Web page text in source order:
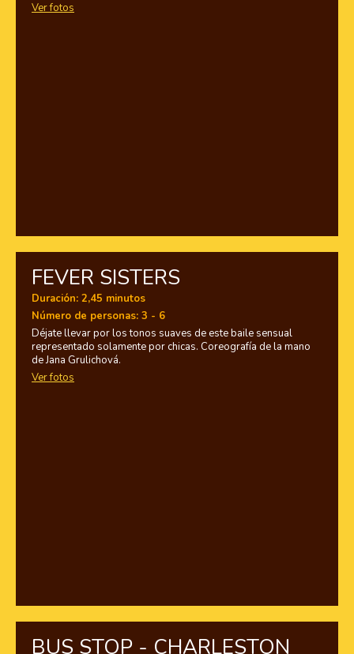
Ver fotos
FEVER SISTERS
Duración: 2,45 minutos
Número de personas: 3 - 6
Déjate llevar por los tonos suaves de este baile sensual
representado solamente por chicas. Coreografía de la mano
de Jana Grulichová.
Ver fotos
BUS STOP - CHARLESTON